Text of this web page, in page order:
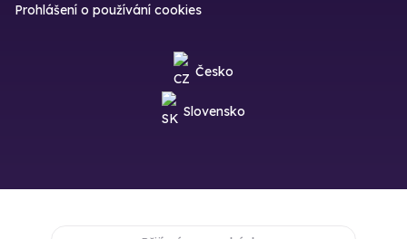
Prohlášení o používání cookies
Česko
Slovensko